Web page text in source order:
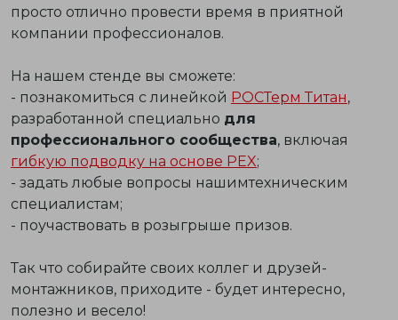
просто отлично провести время в приятной
компании профессионалов.
На нашем стенде вы сможете:
- познакомиться с линейкой РОСТерм Титан,
разработанной специально для
профессионального сообщества, включая
гибкую подводку на основе PEX;
- задать любые вопросы нашимтехническим
специалистам;
- поучаствовать в розыгрыше призов.
Так что собирайте своих коллег и друзей-
монтажников, приходите - будет интересно,
полезно и весело!